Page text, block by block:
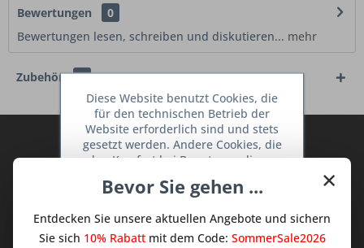
Bewertungen
0
Bewertungen lesen, schreiben und diskutieren... mehr
Zubehör 4
Abonnieren Sie den kostenlosen Deine
TraumKüche Newsletter und verpassen
Sie keine Neuigkeit oder Aktion mehr aus
dem Traum Küchen - Shop.
×
Bevor Sie gehen ...
Entdecken Sie unsere aktuellen Angebote und sichern
Sie sich 10% Rabattmit dem Code: SommerSale2026
Diese Website benutzt Cookies, die
für den technischen Betrieb der
Website erforderlich sind und stets
gesetzt werden. Andere Cookies, die
den Komfort bei Benutzung dieser
dienen oder die Interaktion mit
Netzwerken vereinfachen sollen,
werden nur mit Ihrer Zustimmung